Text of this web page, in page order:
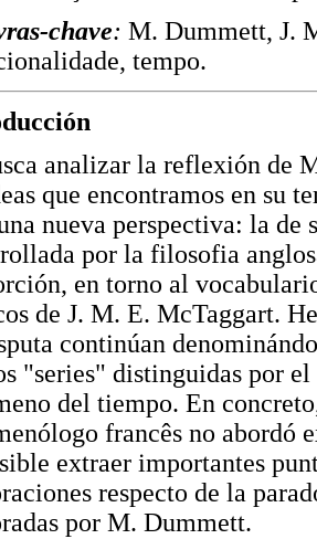
chave: M. Dummett, J.
tempo.
analizar la reflexión de
que encontramos en su
nueva perspectiva: la de
por la filosofia
en torno al
de J. M. E. McTaggart.
continúan
"series" distinguidas por
del tiempo. En
francês no abordó
extraer importantes
respecto de la
por M. Dummett.